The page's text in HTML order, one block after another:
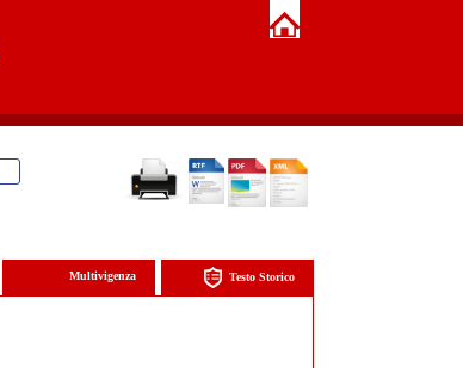
Testo Storico
Multivigenza